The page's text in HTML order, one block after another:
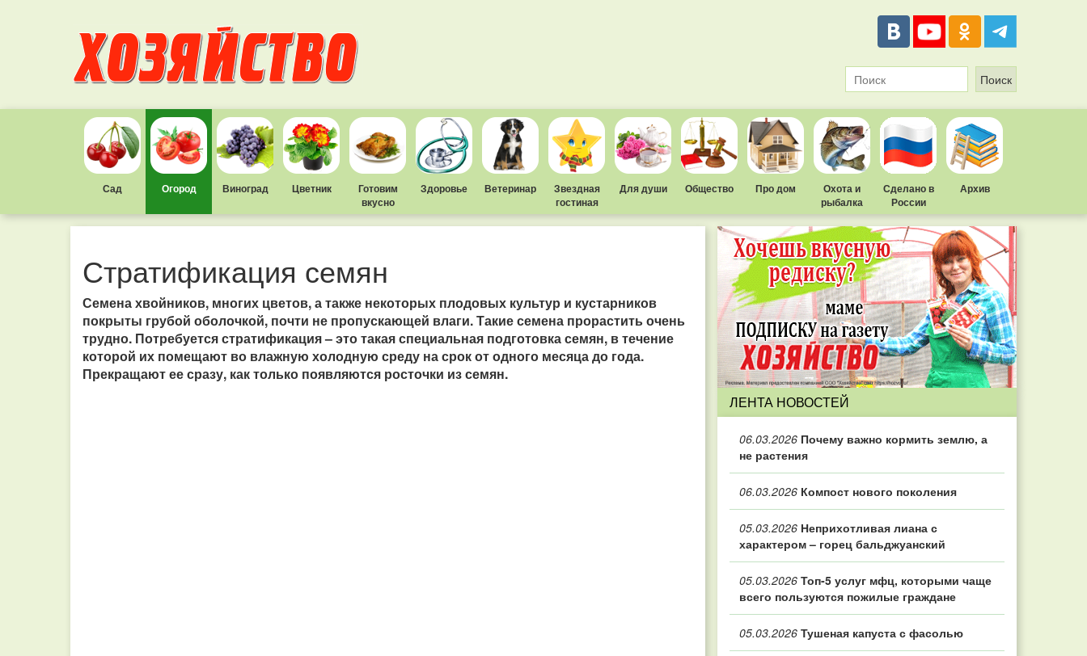
Сад Огород Виноград Цветник
Готовим
вкусно
Здоровье Ветеринар
Звездная
гостиная
Для души Общество Про дом
Охота и
рыбалка
Сделано в
России
Архив
Стратификация семян
Семена хвойников, многих цветов, а также некоторых плодовых культур и кустарников
покрыты грубой оболочкой, почти не пропускающей влаги. Такие семена прорастить очень
трудно. Потребуется стратификация – это такая специальная подготовка семян, в течение
которой их помещают во влажную холодную среду на срок от одного месяца до года.
Прекращают ее сразу, как только появляются росточки из семян.
ЛЕНТА НОВОСТЕЙ
06.03.2026 Почему важно кормить землю, а
не растения
06.03.2026 Компост нового поколения
05.03.2026 Неприхотливая лиана с
характером – горец бальджуанский
05.03.2026 Топ‑5 услуг мфц, которыми чаще
всего пользуются пожилые граждане
05.03.2026 Тушеная капуста с фасолью